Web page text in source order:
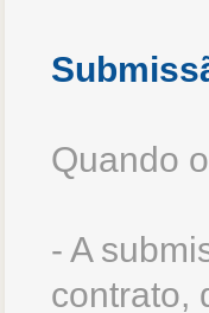
Quando
- A
contrato,